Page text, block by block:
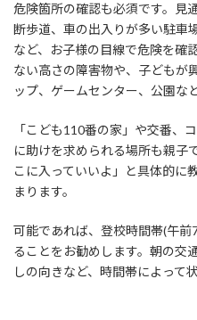
危険箇所の確認も必須です。見
断歩道、車の出入りが多い駐車
など、お子様の目線で危険を確
ない高さの障害物や、子どもが
ップ、ゲームセンター、公園な
「こども110番の家」や交番、
に助けを求められる場所も親子
こに入っていいよ」と具体的に
まります。
可能であれば、登校時間帯(午
ることをお勧めします。朝の交
しの向きなど、時間帯によって